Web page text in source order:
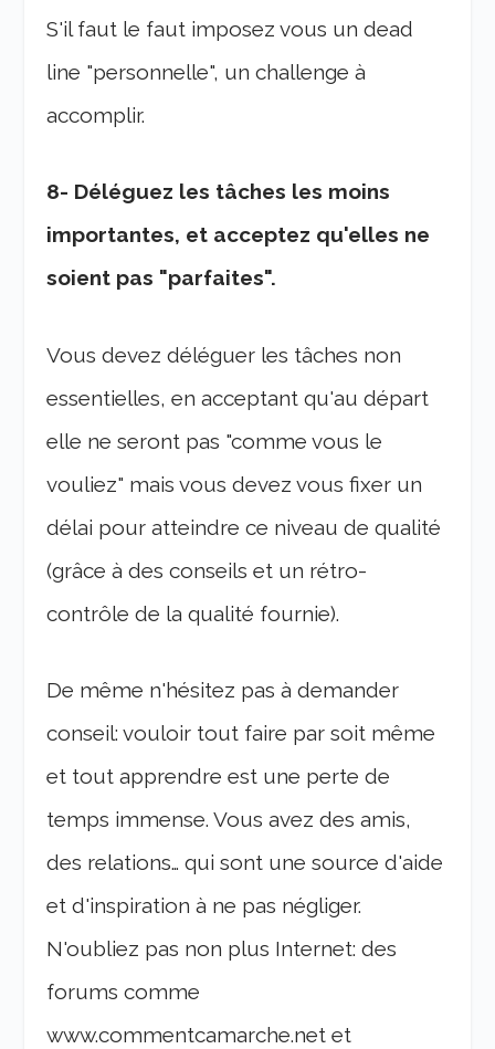
S'il faut le faut imposez vous un dead
line "personnelle", un challenge à
accomplir.
8- Déléguez les tâches les moins
importantes, et acceptez qu'elles ne
soient pas "parfaites".
Vous devez déléguer les tâches non
essentielles, en acceptant qu'au départ
elle ne seront pas "comme vous le
vouliez" mais vous devez vous fixer un
délai pour atteindre ce niveau de qualité
(grâce à des conseils et un rétro-
contrôle de la qualité fournie).
De même n'hésitez pas à demander
conseil: vouloir tout faire par soit même
et tout apprendre est une perte de
temps immense. Vous avez des amis,
des relations… qui sont une source d'aide
et d'inspiration à ne pas négliger.
N'oubliez pas non plus Internet: des
forums comme
www.commentcamarche.net et